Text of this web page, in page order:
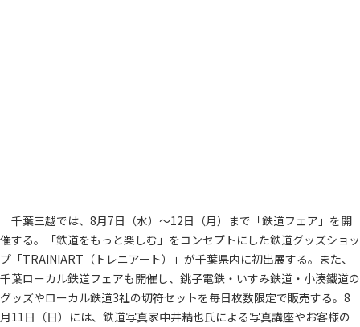
千葉三越では、8月7日（水）～12日（月）まで「鉄道フェア」を開
催する。「鉄道をもっと楽しむ」をコンセプトにした鉄道グッズショッ
プ「TRAINIART（トレニアート）」が千葉県内に初出展する。また、
千葉ローカル鉄道フェアも開催し、銚子電鉄・いすみ鉄道・小湊鐵道の
グッズやローカル鉄道3社の切符セットを毎日枚数限定で販売する。8
月11日（日）には、鉄道写真家中井精也氏による写真講座やお客様の